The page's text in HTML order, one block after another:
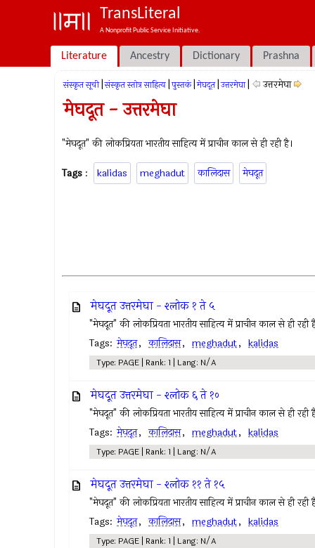
TransLiteral
A Nonprofit Public Service Initiative.
Literature Ancestry Dictionary Prashna
संस्कृत सूची संस्कृत स्तोत्र साहित्य पुस्तकं मेघदूत उत्तरमेघा उत्तरमेघा
मेघदूत - उत्तरमेघा
"मेघदूत" की लोकप्रियता भारतीय साहित्य में प्राचीन काल से ही रही है।
Tags : kalidas meghadut कालिदास मेघदूत
मेघदूत उत्तरमेघा - श्लोक १ ते ५
"मेघदूत" की लोकप्रियता भारतीय साहित्य में प्राचीन काल से ही रही
Tags: मेघदूत, कालिदास, meghadut, kalidas
Type: PAGE | Rank: 1 | Lang: N/A
मेघदूत उत्तरमेघा - श्लोक ६ ते १०
"मेघदूत" की लोकप्रियता भारतीय साहित्य में प्राचीन काल से ही रही
Tags: मेघदूत, कालिदास, meghadut, kalidas
Type: PAGE | Rank: 1 | Lang: N/A
मेघदूत उत्तरमेघा - श्लोक ११ ते १५
"मेघदूत" की लोकप्रियता भारतीय साहित्य में प्राचीन काल से ही रही
Tags: मेघदूत, कालिदास, meghadut, kalidas
Type: PAGE | Rank: 1 | Lang: N/A